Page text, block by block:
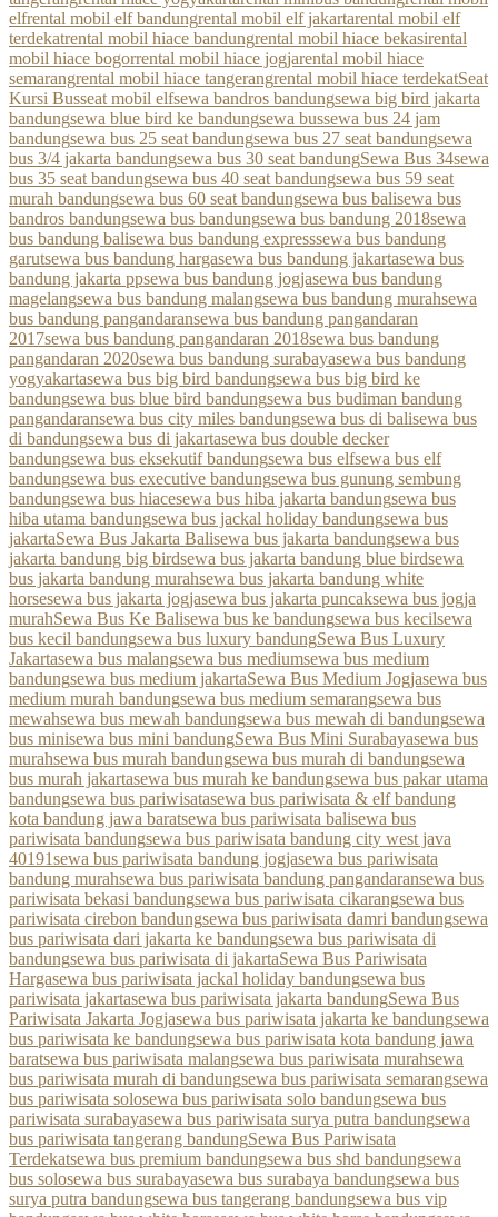
elfrental mobil elf bandungrental mobil elf jakartarental mobil elf
terdekatrental mobil hiace bandungrental mobil hiace bekasirental
mobil hiace bogorrental mobil hiace jogjarental mobil hiace
semarangrental mobil hiace tangerangrental mobil hiace terdekatSeat
Kursi Busseat mobil elfsewa bandros bandungsewa big bird jakarta
bandungsewa blue bird ke bandungsewa bussewa bus 24 jam
bandungsewa bus 25 seat bandungsewa bus 27 seat bandungsewa
bus 3/4 jakarta bandungsewa bus 30 seat bandungSewa Bus 34sewa
bus 35 seat bandungsewa bus 40 seat bandungsewa bus 59 seat
murah bandungsewa bus 60 seat bandungsewa bus balisewa bus
bandros bandungsewa bus bandungsewa bus bandung 2018sewa
bus bandung balisewa bus bandung expresssewa bus bandung
garutsewa bus bandung hargasewa bus bandung jakartasewa bus
bandung jakarta ppsewa bus bandung jogjasewa bus bandung
magelangsewa bus bandung malangsewa bus bandung murahsewa
bus bandung pangandaransewa bus bandung pangandaran
2017sewa bus bandung pangandaran 2018sewa bus bandung
pangandaran 2020sewa bus bandung surabayasewa bus bandung
yogyakartasewa bus big bird bandungsewa bus big bird ke
bandungsewa bus blue bird bandungsewa bus budiman bandung
pangandaransewa bus city miles bandungsewa bus di balisewa bus
di bandungsewa bus di jakartasewa bus double decker
bandungsewa bus eksekutif bandungsewa bus elfsewa bus elf
bandungsewa bus executive bandungsewa bus gunung sembung
bandungsewa bus hiacesewa bus hiba jakarta bandungsewa bus
hiba utama bandungsewa bus jackal holiday bandungsewa bus
jakartaSewa Bus Jakarta Balisewa bus jakarta bandungsewa bus
jakarta bandung big birdsewa bus jakarta bandung blue birdsewa
bus jakarta bandung murahsewa bus jakarta bandung white
horsesewa bus jakarta jogjasewa bus jakarta puncaksewa bus jogja
murahSewa Bus Ke Balisewa bus ke bandungsewa bus kecilsewa
bus kecil bandungsewa bus luxury bandungSewa Bus Luxury
Jakartasewa bus malangsewa bus mediumsewa bus medium
bandungsewa bus medium jakartaSewa Bus Medium Jogjasewa bus
medium murah bandungsewa bus medium semarangsewa bus
mewahsewa bus mewah bandungsewa bus mewah di bandungsewa
bus minisewa bus mini bandungSewa Bus Mini Surabayasewa bus
murahsewa bus murah bandungsewa bus murah di bandungsewa
bus murah jakartasewa bus murah ke bandungsewa bus pakar utama
bandungsewa bus pariwisatasewa bus pariwisata & elf bandung
kota bandung jawa baratsewa bus pariwisata balisewa bus
pariwisata bandungsewa bus pariwisata bandung city west java
40191sewa bus pariwisata bandung jogjasewa bus pariwisata
bandung murahsewa bus pariwisata bandung pangandaransewa bus
pariwisata bekasi bandungsewa bus pariwisata cikarangsewa bus
pariwisata cirebon bandungsewa bus pariwisata damri bandungsewa
bus pariwisata dari jakarta ke bandungsewa bus pariwisata di
bandungsewa bus pariwisata di jakartaSewa Bus Pariwisata
Hargasewa bus pariwisata jackal holiday bandungsewa bus
pariwisata jakartasewa bus pariwisata jakarta bandungSewa Bus
Pariwisata Jakarta Jogjasewa bus pariwisata jakarta ke bandungsewa
bus pariwisata ke bandungsewa bus pariwisata kota bandung jawa
baratsewa bus pariwisata malangsewa bus pariwisata murahsewa
bus pariwisata murah di bandungsewa bus pariwisata semarangsewa
bus pariwisata solosewa bus pariwisata solo bandungsewa bus
pariwisata surabayasewa bus pariwisata surya putra bandungsewa
bus pariwisata tangerang bandungSewa Bus Pariwisata
Terdekatsewa bus premium bandungsewa bus shd bandungsewa
bus solosewa bus surabayasewa bus surabaya bandungsewa bus
surya putra bandungsewa bus tangerang bandungsewa bus vip